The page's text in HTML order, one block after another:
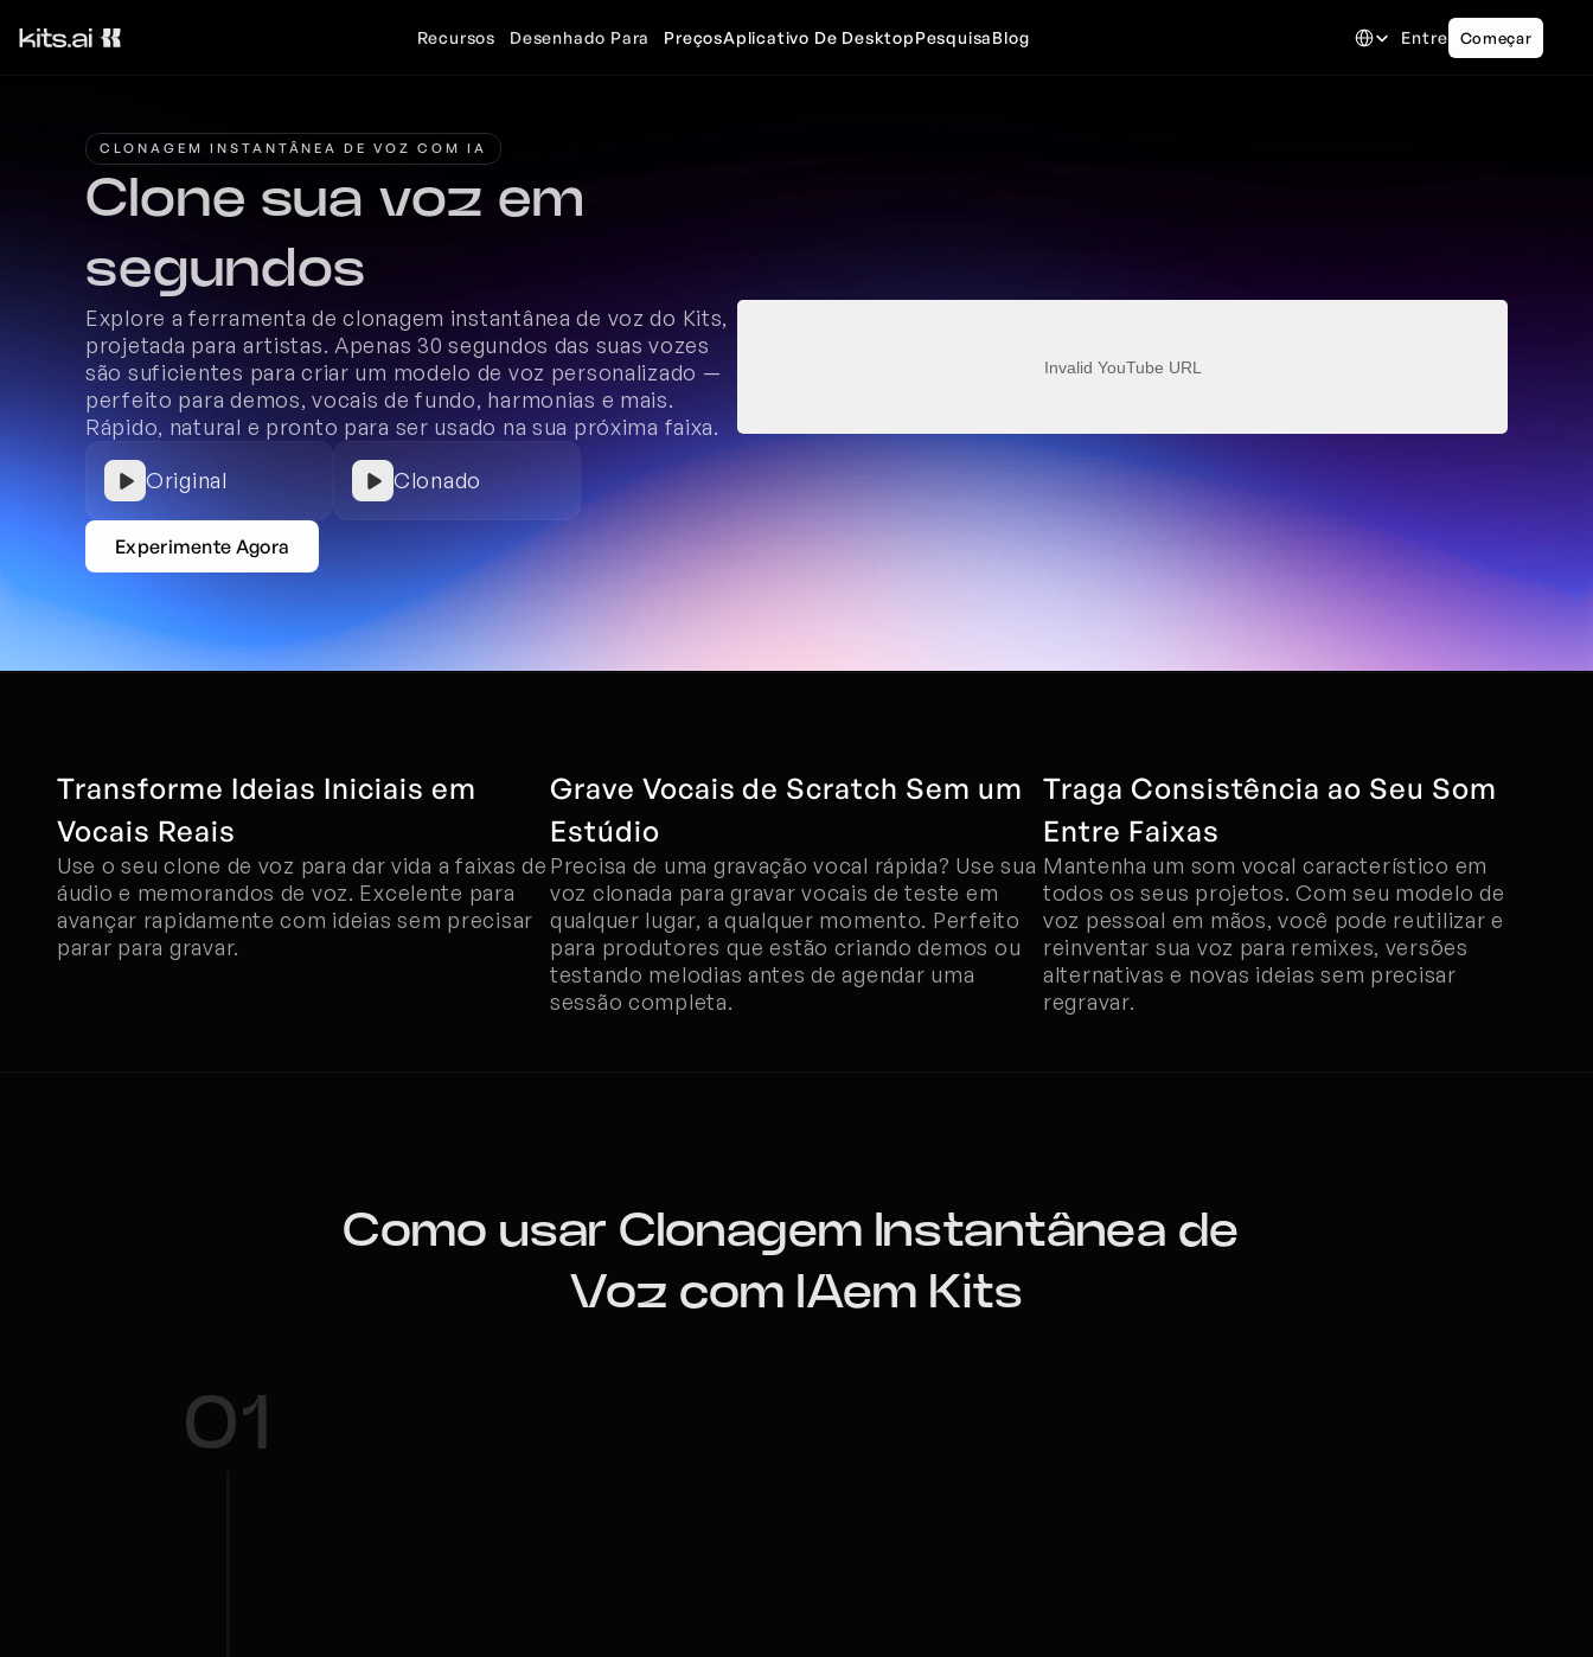
Recursos Desenhado Para PreçosAplicativo De DesktopPesquisaBlog
Select Language
Entre Começar
CLONAGEM INSTANTÂNEA DE VOZ COM IA
Clone sua voz em
segundos
Explore a ferramenta de clonagem instantânea de voz do Kits,
projetada para artistas. Apenas 30 segundos das suas vozes
são suficientes para criar um modelo de voz personalizado —
perfeito para demos, vocais de fundo, harmonias e mais.
Rápido, natural e pronto para ser usado na sua próxima faixa.
Original Clonado
Experimente Agora
Invalid YouTube URL
Transforme Ideias Iniciais em
Vocais Reais
Use o seu clone de voz para dar vida a faixas de
áudio e memorandos de voz. Excelente para
avançar rapidamente com ideias sem precisar
parar para gravar.
Grave Vocais de Scratch Sem um
Estúdio
Precisa de uma gravação vocal rápida? Use sua
voz clonada para gravar vocais de teste em
qualquer lugar, a qualquer momento. Perfeito
para produtores que estão criando demos ou
testando melodias antes de agendar uma
sessão completa.
Traga Consistência ao Seu Som
Entre Faixas
Mantenha um som vocal característico em
todos os seus projetos. Com seu modelo de
voz pessoal em mãos, você pode reutilizar e
reinventar sua voz para remixes, versões
alternativas e novas ideias sem precisar
regravar.
Como usar Clonagem Instantânea de
Voz com IAem Kits
01